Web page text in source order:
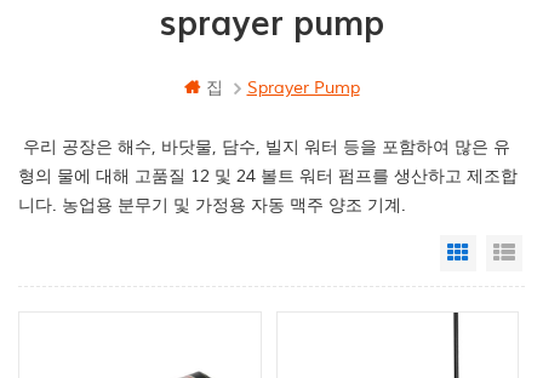
sprayer pump
집 Sprayer Pump
우리 공장은 해수, 바닷물, 담수, 빌지 워터 등을 포함하여 많은 유
형의 물에 대해 고품질 12 및 24 볼트 워터 펌프를 생산하고 제조합
니다. 농업용 분무기 및 가정용 자동 맥주 양조 기계.
Grid